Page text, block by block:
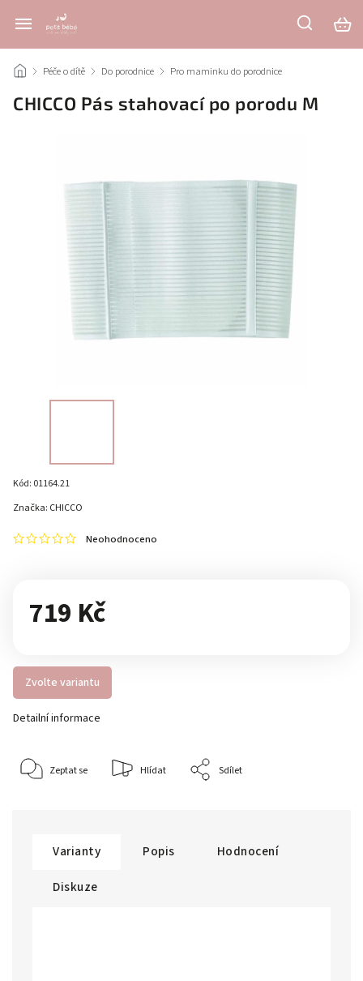
/ Péče o dítě / Do porodnice / Pro maminku do porodnice
CHICCO Pás stahovací po porodu M
Kód: 01164.21
Neohodnoceno
Značka: CHICCO
719 Kč
Zvolte variantu
Detailní informace
Zeptat se Hlídat Sdílet
Varianty Popis
Hodnocení
Diskuze